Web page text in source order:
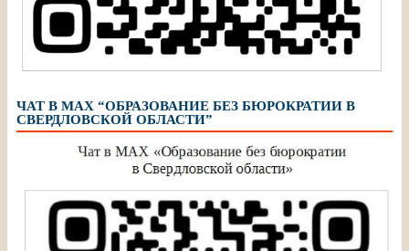
ЧАТ В МАХ “ОБРАЗОВАНИЕ БЕЗ БЮРОКРАТИИ В
СВЕРДЛОВСКОЙ ОБЛАСТИ”